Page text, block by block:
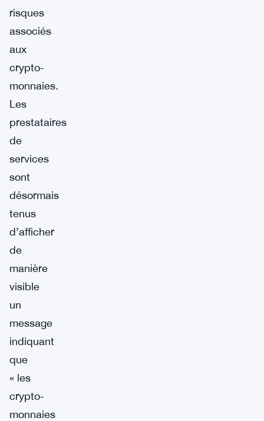
risques
associés
aux
crypto-
monnaies.
Les
prestataires
de
services
sont
désormais
tenus
d’afficher
de
manière
visible
un
message
indiquant
que
« les
crypto-
monnaies